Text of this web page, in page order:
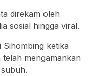
direkam oleh
sosial hingga viral.
ketika
mengamankan